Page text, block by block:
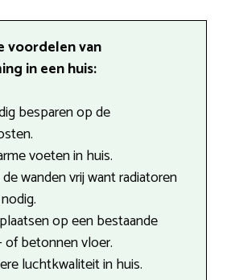
voordelen van
in een huis:
besparen op de
voeten in huis.
wanden vrij want radiatoren
op een bestaande
betonnen vloer.
luchtkwaliteit in huis.